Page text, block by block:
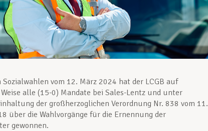
vom 12. März 2024 hat der LCGB auf
alle (15-0) Mandate bei Sales-Lentz und unter
der großherzoglichen Verordnung Nr. 838 vom 11.
über die Wahlvorgänge für die Ernennung der
gewonnen.